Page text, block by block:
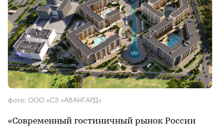
фото: ООО «СЗ «АВАНГАРД»
«Современный гостиничный рынок России